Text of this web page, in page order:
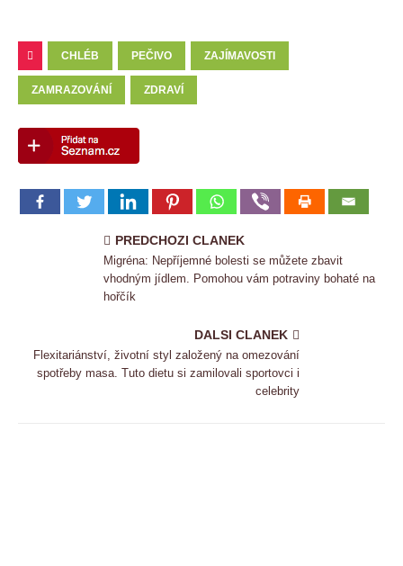
CHLÉB PEČIVO ZAJÍMAVOSTI
ZAMRAZOVÁNÍ ZDRAVÍ
PREDCHOZI CLANEK
Migréna: Nepříjemné bolesti se můžete zbavit
vhodným jídlem. Pomohou vám potraviny bohaté na
hořčík
DALSI CLANEK
Flexitariánství, životní styl založený na omezování
spotřeby masa. Tuto dietu si zamilovali sportovci i
celebrity